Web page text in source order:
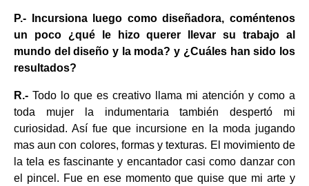
P.- Incursiona luego como diseñadora, coméntenos
un poco ¿qué le hizo querer llevar su trabajo al
mundo del diseño y la moda? y ¿Cuáles han sido los
resultados?
R.- Todo lo que es creativo llama mi atención y como a
toda mujer la indumentaria también despertó mi
curiosidad. Así fue que incursione en la moda jugando
mas aun con colores, formas y texturas. El movimiento de
la tela es fascinante y encantador casi como danzar con
el pincel. Fue en ese momento que quise que mi arte y